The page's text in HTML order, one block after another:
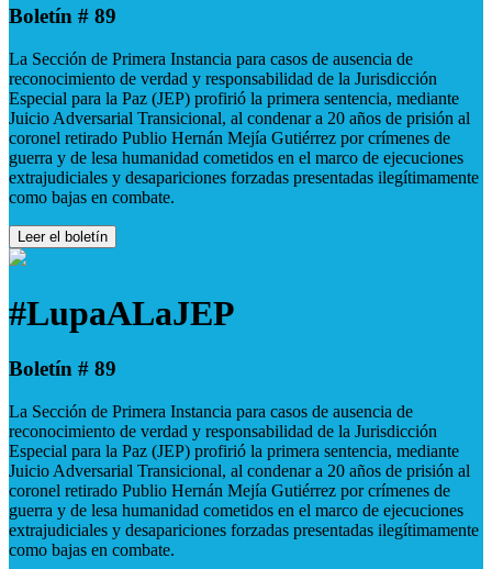
Boletín # 89
La Sección de Primera Instancia para casos de ausencia de
reconocimiento de verdad y responsabilidad de la Jurisdicción
Especial para la Paz (JEP) profirió la primera sentencia, mediante
Juicio Adversarial Transicional, al condenar a 20 años de prisión al
coronel retirado Publio Hernán Mejía Gutiérrez por crímenes de
guerra y de lesa humanidad cometidos en el marco de ejecuciones
extrajudiciales y desapariciones forzadas presentadas ilegítimamente
como bajas en combate.
Leer el boletín
#LupaALaJEP
Boletín # 89
La Sección de Primera Instancia para casos de ausencia de
reconocimiento de verdad y responsabilidad de la Jurisdicción
Especial para la Paz (JEP) profirió la primera sentencia, mediante
Juicio Adversarial Transicional, al condenar a 20 años de prisión al
coronel retirado Publio Hernán Mejía Gutiérrez por crímenes de
guerra y de lesa humanidad cometidos en el marco de ejecuciones
extrajudiciales y desapariciones forzadas presentadas ilegítimamente
como bajas en combate.